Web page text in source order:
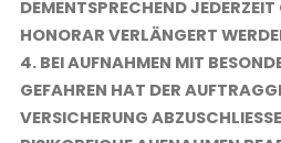
DEMENTSPRECHEND JEDERZEIT
HONORAR VERLÄNGERT
4. BEI AUFNAHMEN MIT
GEFAHREN HAT DER
VERSICHERUNG